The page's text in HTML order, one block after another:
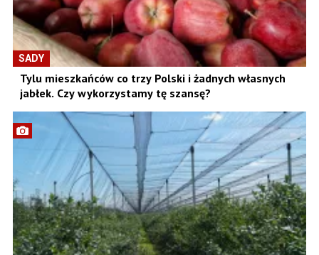
SADY
Tylu mieszkańców co trzy Polski i żadnych własnych
jabłek. Czy wykorzystamy tę szansę?